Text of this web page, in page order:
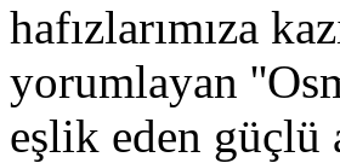
hafızlarımıza
yorumlayan
eşlik eden güçlü